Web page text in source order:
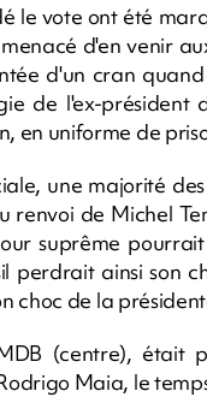
le vote ont été
d'en venir
d'un cran
de l'ex-président
en uniforme de
une majorité
renvoi de Michel
suprême
perdrait ainsi son
choc de la
(centre), était
Maia, le